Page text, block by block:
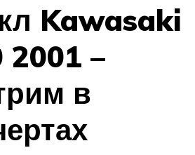
Kawasaki
2001 –
в